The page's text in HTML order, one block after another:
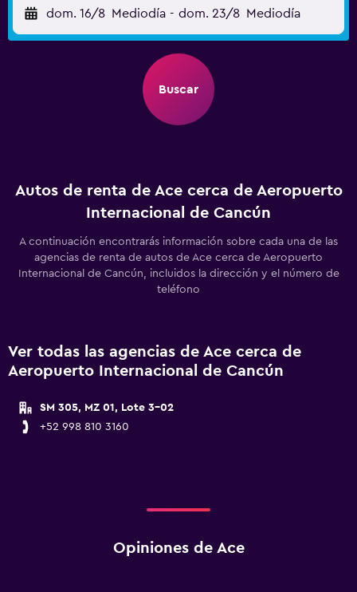
dom. 16/8 Mediodía - dom. 23/8 Mediodía
Buscar
Autos de renta de Ace cerca de Aeropuerto
Internacional de Cancún
A continuación encontrarás información sobre cada una de las
agencias de renta de autos de Ace cerca de Aeropuerto
Internacional de Cancún, incluidos la dirección y el número de
teléfono
Ver todas las agencias de Ace cerca de
Aeropuerto Internacional de Cancún
SM 305, MZ 01, Lote 3-02
+52 998 810 3160
Opiniones de Ace